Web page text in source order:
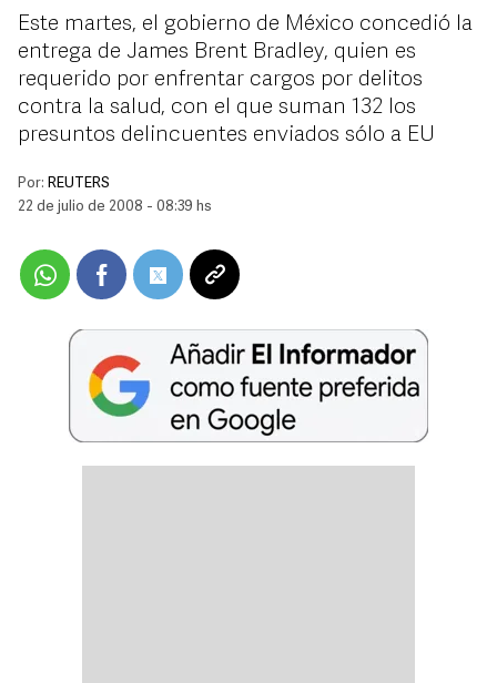
Este martes, el gobierno de México concedió la
entrega de James Brent Bradley, quien es
requerido por enfrentar cargos por delitos
contra la salud, con el que suman 132 los
presuntos delincuentes enviados sólo a EU
Por: REUTERS
22 de julio de 2008 - 08:39 hs